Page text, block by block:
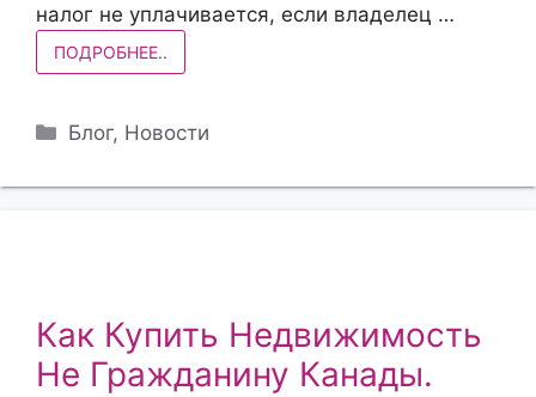
налог не уплачивается, если владелец …
ПОДРОБНЕЕ..
Рубрики
Блог, Новости
Как Купить Недвижимость
Не Гражданину Канады.